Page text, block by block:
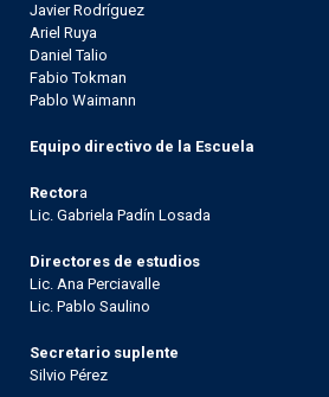
Javier Rodríguez
Ariel Ruya
Daniel Talio
Fabio Tokman
Pablo Waimann
Equipo directivo de la Escuela
Rectora
Lic. Gabriela Padín Losada
Directores de estudios
Lic. Ana Perciavalle
Lic. Pablo Saulino
Secretario suplente
Silvio Pérez